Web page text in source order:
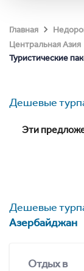
Главная
Центральная Азия
Туристические
Дешевые
Эти
Дешевые
Азербайджан
Отдых в